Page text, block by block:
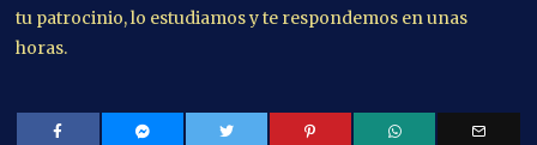
tu patrocinio, lo estudiamos y te respondemos en unas
horas.